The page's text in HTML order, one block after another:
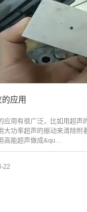
应用
应用有很广泛，比如用超声
大功率超声的振动来清除附
高能超声做成&qu...
22